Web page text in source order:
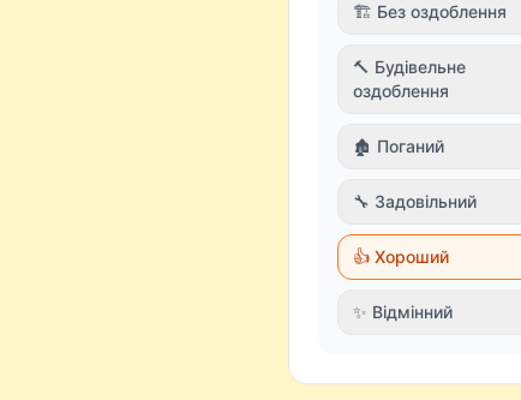
🏗 Без оздоблення
🔨 Будівельне
оздоблення
🏚 Поганий
🔧 Задовільний
👍 Хороший
✨ Відмінний